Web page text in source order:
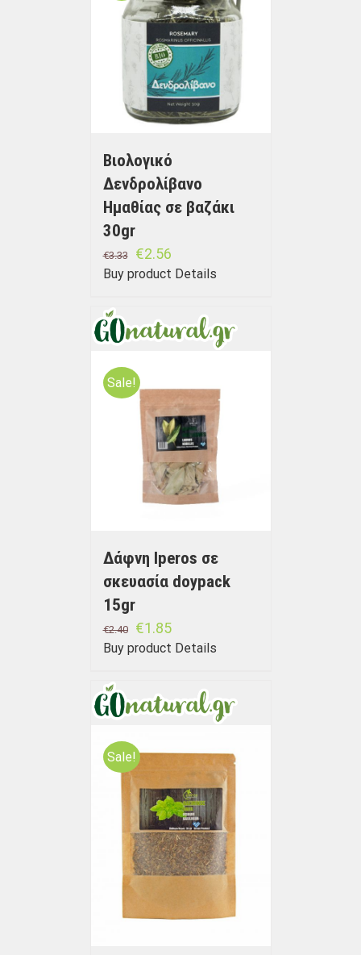
Βιολογικό
Δενδρολίβανο
Ημαθίας σε βαζάκι
30gr
€3.33 €2.56
Buy product Details
Sale!
Δάφνη Iperos σε
σκευασία doypack
15gr
€2.40 €1.85
Buy product Details
Sale!